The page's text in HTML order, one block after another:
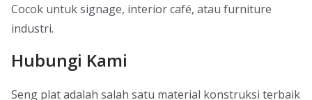
Cocok untuk signage, interior café, atau furniture
industri.
Hubungi Kami
Seng plat adalah salah satu material konstruksi terbaik